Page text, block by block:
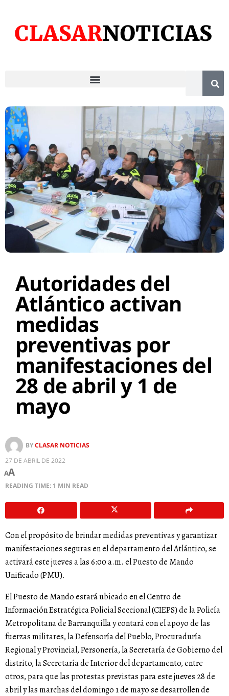
Autoridades del
Atlántico activan
medidas
preventivas por
manifestaciones del
28 de abril y 1 de
mayo
BYCLASAR NOTICIAS
27 DE ABRIL DE 2022
AA
READING TIME: 1 MIN READ
Con el propósito de brindar medidas preventivas y garantizar
manifestaciones seguras en el departamento del Atlántico, se
activará este jueves a las 6:00 a.m. el Puesto de Mando
Unificado (PMU).
El Puesto de Mando estará ubicado en el Centro de
Información Estratégica Policial Seccional (CIEPS) de la Policía
Metropolitana de Barranquilla y contará con el apoyo de las
fuerzas militares, la Defensoría del Pueblo, Procuraduría
Regional y Provincial, Personería, la Secretaría de Gobierno del
distrito, la Secretaría de Interior del departamento, entre
otros, para que las protestas previstas para este jueves 28 de
abril y las marchas del domingo 1 de mayo se desarrollen de